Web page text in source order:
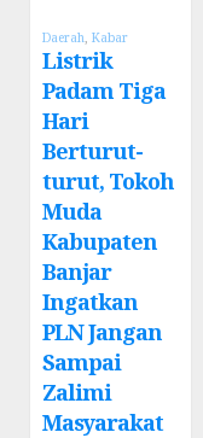
Daerah ,Kabar
Listrik
Padam Tiga
Hari
Berturut-
turut, Tokoh
Muda
Kabupaten
Banjar
Ingatkan
PLN Jangan
Sampai
Zalimi
Masyarakat